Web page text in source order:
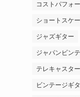
コストパフォ
ショートスケ
ジャズギター
ジャパンビン
テレキャスター
ビンテージギ